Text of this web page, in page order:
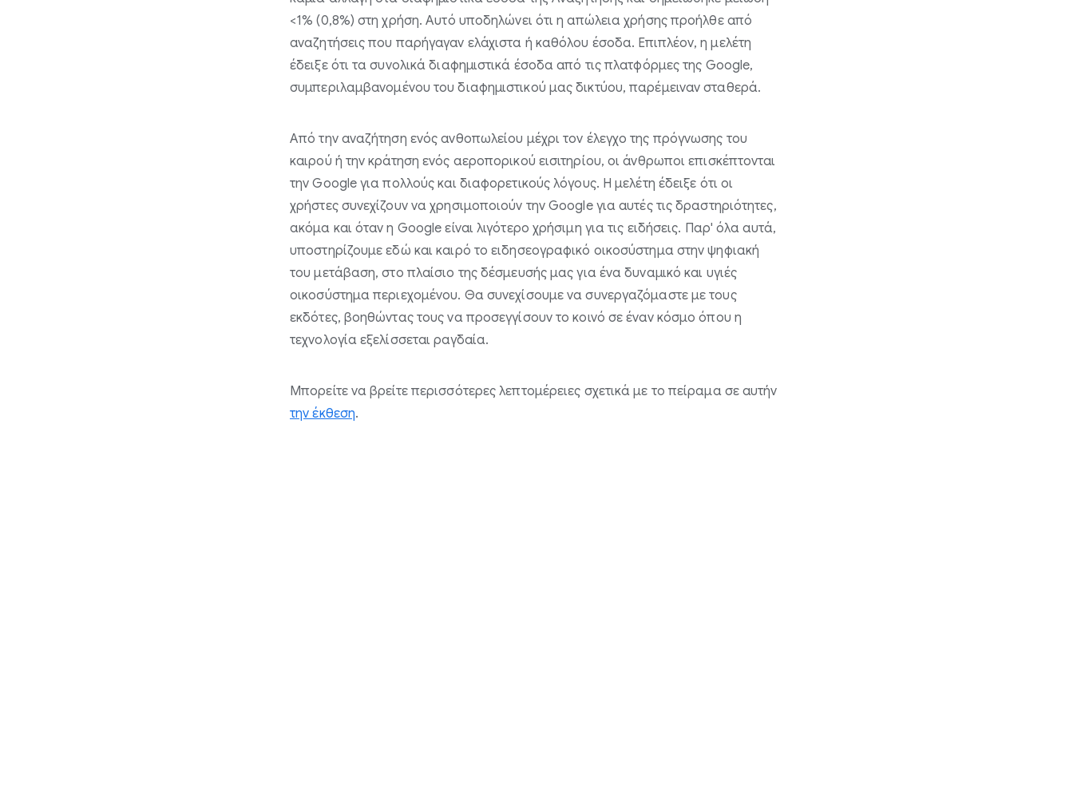
<1% (0,8%) στη χρήση. Αυτό υποδηλώνει ότι η απώλεια χρήσης προήλθε από
αναζητήσεις που παρήγαγαν ελάχιστα ή καθόλου έσοδα. Επιπλέον, η μελέτη
έδειξε ότι τα συνολικά διαφημιστικά έσοδα από τις πλατφόρμες της Google,
συμπεριλαμβανομένου του διαφημιστικού μας δικτύου, παρέμειναν σταθερά.
Από την αναζήτηση ενός ανθοπωλείου μέχρι τον έλεγχο της πρόγνωσης του
καιρού ή την κράτηση ενός αεροπορικού εισιτηρίου, οι άνθρωποι επισκέπτονται
την Google για πολλούς και διαφορετικούς λόγους. Η μελέτη έδειξε ότι οι
χρήστες συνεχίζουν να χρησιμοποιούν την Google για αυτές τις δραστηριότητες,
ακόμα και όταν η Google είναι λιγότερο χρήσιμη για τις ειδήσεις. Παρ' όλα αυτά,
υποστηρίζουμε εδώ και καιρό το ειδησεογραφικό οικοσύστημα στην ψηφιακή
του μετάβαση, στο πλαίσιο της δέσμευσής μας για ένα δυναμικό και υγιές
οικοσύστημα περιεχομένου. Θα συνεχίσουμε να συνεργαζόμαστε με τους
εκδότες, βοηθώντας τους να προσεγγίσουν το κοινό σε έναν κόσμο όπου η
τεχνολογία εξελίσσεται ραγδαία.
Μπορείτε να βρείτε περισσότερες λεπτομέρειες σχετικά με το πείραμα σε αυτήν
την έκθεση.